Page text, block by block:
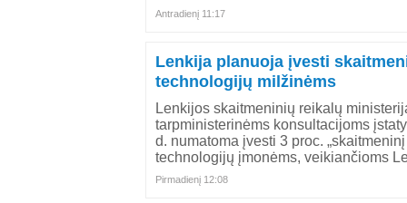
Antradienį 11:17
Lenkija planuoja įvesti
technologijų milžinėms
Lenkijos skaitmeninių reikalų
tarpministerinėms konsultacijoms
d. numatoma įvesti 3 proc.
technologijų įmonėms, veikiančioms
Pirmadienį 12:08